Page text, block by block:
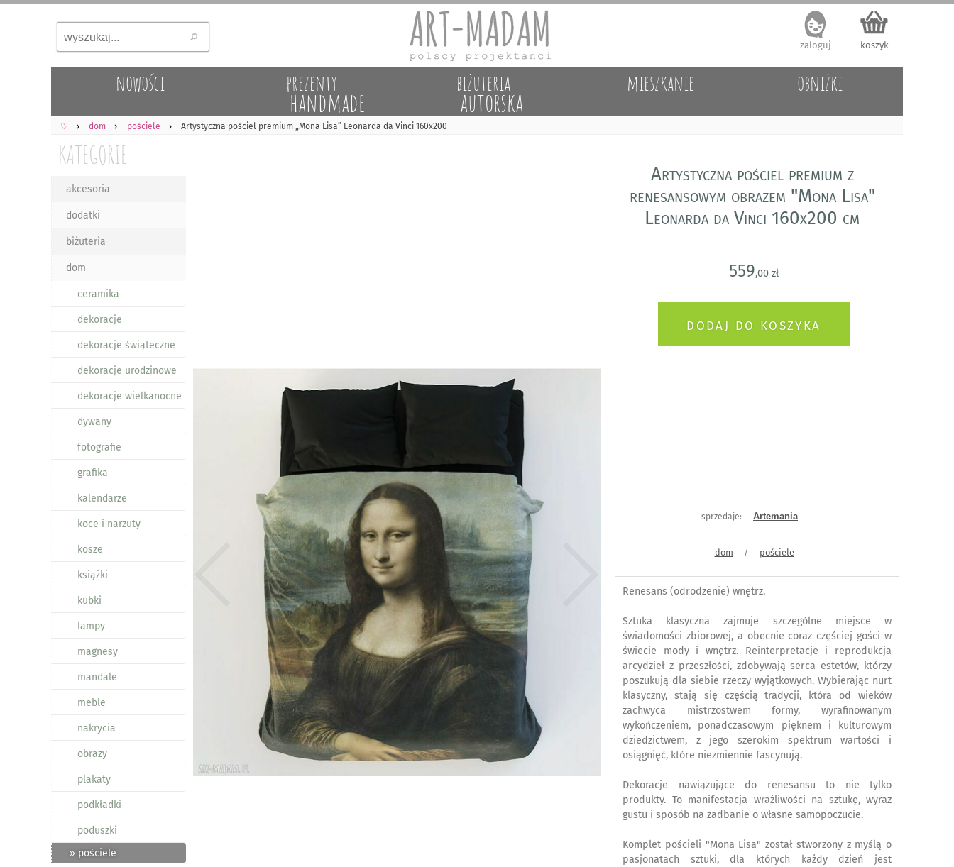
koszyk
zaloguj
nowości prezenty
handmade
biżuteria
autorska
mieszkanie obniżki
♡ dom pościele Artystyczna pościel premium „Mona Lisa” Leonarda da Vinci 160x200
KATEGORIE
akcesoria
dodatki
biżuteria
dom
ceramika
dekoracje
dekoracje świąteczne
dekoracje urodzinowe
dekoracje wielkanocne
dywany
fotografie
grafika
kalendarze
koce i narzuty
kosze
książki
kubki
lampy
magnesy
mandale
meble
nakrycia
obrazy
plakaty
podkładki
poduszki
» pościele
Artystyczna pościel premium z
renesansowym obrazem "Mona Lisa"
Leonarda da Vinci 160x200 cm
559,00 zł
sprzedaje: Artemania
dom / pościele
Renesans (odrodzenie) wnętrz.
Sztuka klasyczna zajmuje szczególne miejsce w
świadomości zbiorowej, a obecnie coraz częściej gości w
świecie mody i wnętrz. Reinterpretacje i reprodukcja
arcydzieł z przeszłości, zdobywają serca estetów, którzy
poszukują dla siebie rzeczy wyjątkowych. Wybierając nurt
klasyczny, stają się częścią tradycji, która od wieków
zachwyca mistrzostwem formy, wyrafinowanym
wykończeniem, ponadczasowym pięknem i kulturowym
dziedzictwem, z jego szerokim spektrum wartości i
osiągnięć, które niezmiennie fascynują.
Dekoracje nawiązujące do renesansu to nie tylko
produkty. To manifestacja wrażliwości na sztukę, wyraz
gustu i sposób na zadbanie o własne samopoczucie.
Komplet pościeli "Mona Lisa" został stworzony z myślą o
pasjonatach sztuki, dla których każdy dzień jest